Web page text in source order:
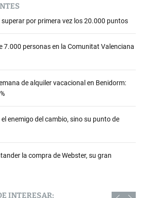
superar por primera vez los 20.000 puntos
7.000 personas en la Comunitat Valenciana
de alquiler vacacional en Benidorm:
enemigo del cambio, sino su punto de
la compra de Webster, su gran
INTERESAR: